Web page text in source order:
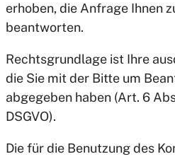
erhoben, die Anfrage Ihnen
beantworten.
Rechtsgrundlage ist Ihre
die Sie mit der Bitte um
abgegeben haben (Art. 6
DSGVO).
Die für die Benutzung des